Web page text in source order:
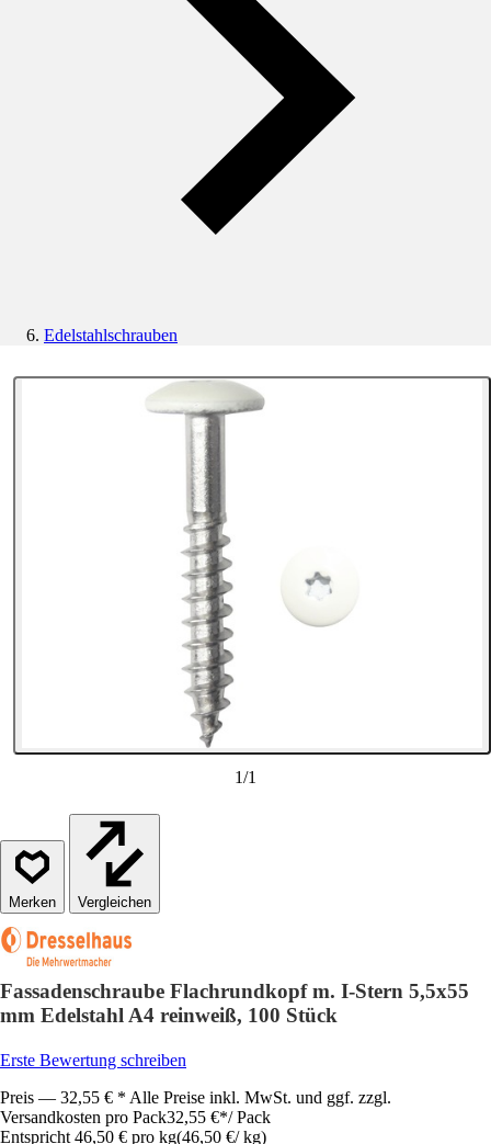
Edelstahlschrauben
1/1
Vergleichen
Fassadenschraube Flachrundkopf m. I-Stern 5,5x55
mm Edelstahl A4 reinweiß, 100 Stück
Erste Bewertung schreiben
Preis — 32,55 € * Alle Preise inkl. MwSt. und ggf. zzgl.
Versandkosten pro Pack32,55 €*/ Pack
Entspricht 46,50 € pro kg(46,50 €/ kg)